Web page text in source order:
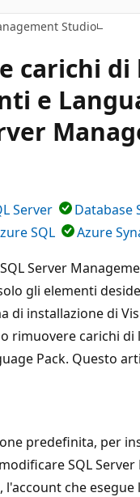
Studio
carichi di
e
Server
Database
SQL
Azure
Server
gli elementi
di installazione di
rimuovere carichi di
Pack. Questo
predefinita, per
SQL
l'account che